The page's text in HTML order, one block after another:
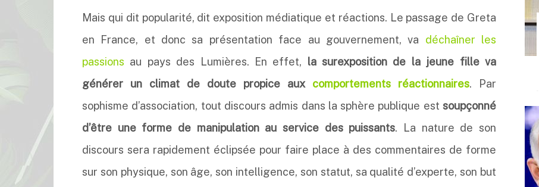
Mais qui dit popularité, dit exposition médiatique et réactions. Le passage de Greta
en France, et donc sa présentation face au gouvernement, va déchaîner les
passions au pays des Lumières. En effet, la surexposition de la jeune fille va
générer un climat de doute propice aux comportements réactionnaires. Par
sophisme d’association, tout discours admis dans la sphère publique est soupçonné
d’être une forme de manipulation au service des puissants. La nature de son
discours sera rapidement éclipsée pour faire place à des commentaires de forme
sur son physique, son âge, son intelligence, son statut, sa qualité d’experte, son but